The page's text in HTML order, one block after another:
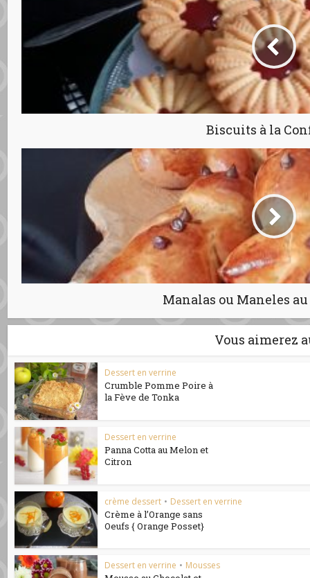
Biscuits à la
Manalas ou Maneles
Vous aimerez
Dessert en verrine
Crumble Pomme Poire à
la Fève de Tonka
Dessert en verrine
Panna Cotta au Melon et
Citron
crème dessert • Dessert en verrine
Crème à l’Orange sans
Oeufs { Orange Posset}
Dessert en verrine • Mousses